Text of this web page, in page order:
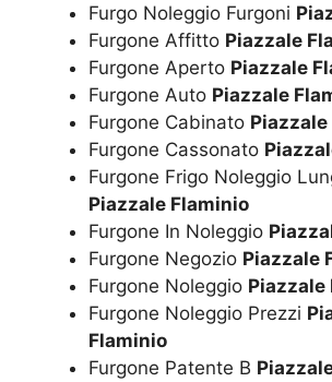
Furgo Noleggio Furgoni
Furgone Affitto Piazzale
Furgone Aperto Piazzale
Furgone Auto Piazzale
Furgone Cabinato
Furgone Cassonato
Furgone Frigo Noleggio
Piazzale Flaminio
Furgone In Noleggio
Furgone Negozio Piazzale
Furgone Noleggio Piazzale
Furgone Noleggio Prezzi
Flaminio
Furgone Patente B